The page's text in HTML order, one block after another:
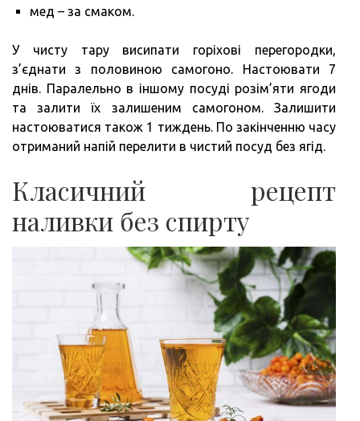
мед – за смаком.
У чисту тару висипати горіхові перегородки,
з’єднати з половиною самогоно. Настоювати 7
днів. Паралельно в іншому посуді розім’яти ягоди
та залити їх залишеним самогоном. Залишити
настоюватися також 1 тиждень. По закінченню часу
отриманий напій перелити в чистий посуд без ягід.
Класичний рецепт
наливки без спирту